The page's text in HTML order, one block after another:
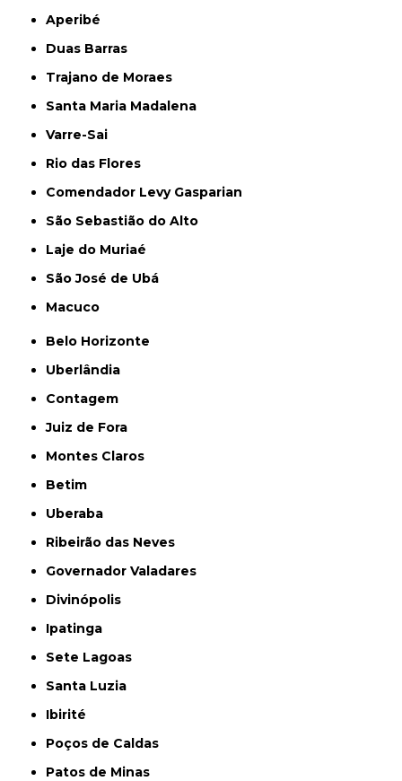
Aperibé
Duas Barras
Trajano de Moraes
Santa Maria Madalena
Varre-Sai
Rio das Flores
Comendador Levy Gasparian
São Sebastião do Alto
Laje do Muriaé
São José de Ubá
Macuco
Belo Horizonte
Uberlândia
Contagem
Juiz de Fora
Montes Claros
Betim
Uberaba
Ribeirão das Neves
Governador Valadares
Divinópolis
Ipatinga
Sete Lagoas
Santa Luzia
Ibirité
Poços de Caldas
Patos de Minas